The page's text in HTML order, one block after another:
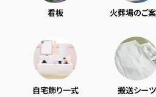
看板 火葬場のご
自宅飾り一式 搬送シーツ